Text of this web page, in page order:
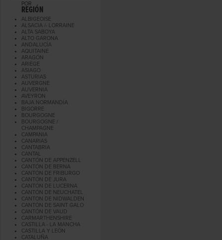
POR
REGIÓN
ALBIGEOISE
ALSACIA /- LORRAINE
ALTA SABOYA
ALTO GARONA
ANDALUCÍA
AQUITAINE
ARAGÓN
ARIÈGE
ASIAGO
ASTURIAS
AUVERGNE
AUVERNIA
AVEYRON
BAJA NORMANDÍA
BIGORRE
BOURGOGNE
BOURGOGNE /
CHAMPAGNE
CAMPANIA
CANARIAS
CANTABRIA
CANTAL
CANTÓN DE APPENZELL
CANTÓN DE BERNA
CANTÓN DE FRIBURGO
CANTÓN DE JURA
CANTÓN DE LUCERNA
CANTÓN DE NEUCHATEL
CANTON DE NIDWALDEN
CANTÓN DE SAINT GALO
CANTÓN DE VAUD
CARMARTHENSHIRE
CASTILLA - LA MANCHA
CASTILLA Y LEÓN
CATALUÑA